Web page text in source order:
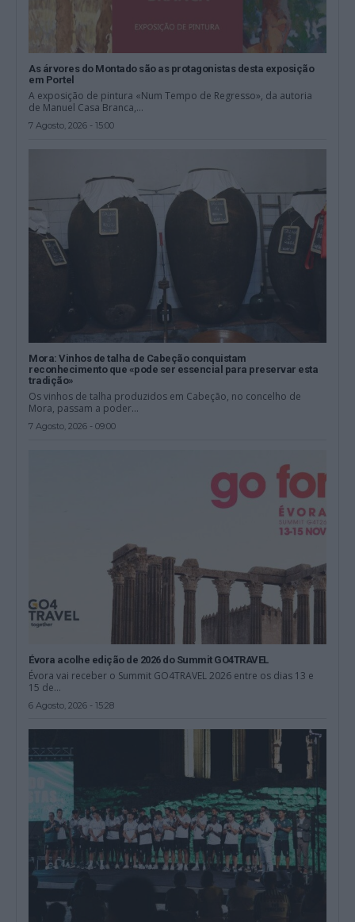
As árvores do Montado são as protagonistas desta exposição
em Portel
A exposição de pintura «Num Tempo de Regresso», da autoria
de Manuel Casa Branca,...
7 Agosto, 2026 - 15:00
Mora: Vinhos de talha de Cabeção conquistam
reconhecimento que «pode ser essencial para preservar esta
tradição»
Os vinhos de talha produzidos em Cabeção, no concelho de
Mora, passam a poder...
7 Agosto, 2026 - 09:00
Évora acolhe edição de 2026 do Summit GO4TRAVEL
Évora vai receber o Summit GO4TRAVEL 2026 entre os dias 13 e
15 de...
6 Agosto, 2026 - 15:28